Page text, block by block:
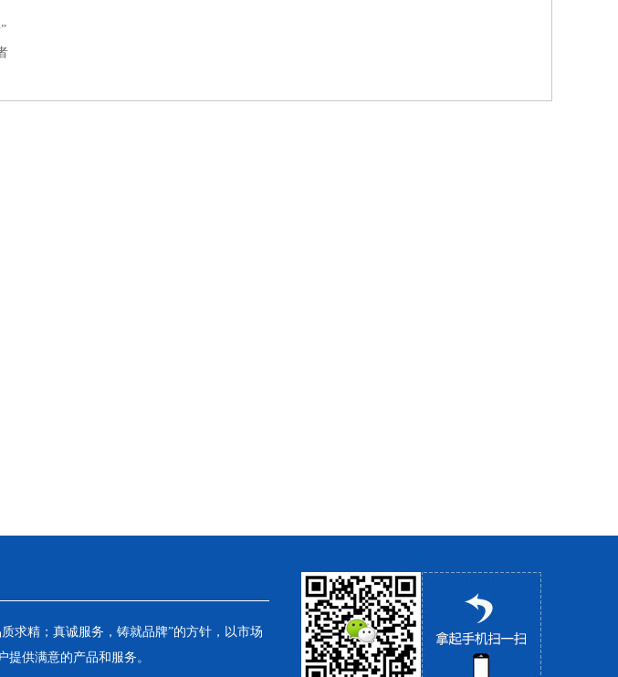
求精；真诚服务，铸就品牌”的方针，以市场
提供满意的产品和服务。